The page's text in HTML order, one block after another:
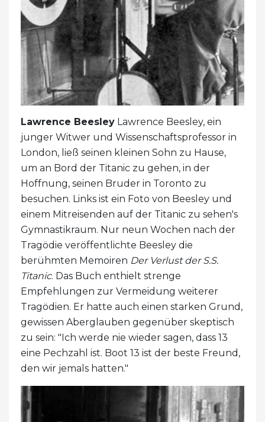
Lawrence Beesley Lawrence Beesley, ein
junger Witwer und Wissenschaftsprofessor in
London, ließ seinen kleinen Sohn zu Hause,
um an Bord der Titanic zu gehen, in der
Hoffnung, seinen Bruder in Toronto zu
besuchen. Links ist ein Foto von Beesley und
einem Mitreisenden auf der Titanic zu sehen's
Gymnastikraum. Nur neun Wochen nach der
Tragödie veröffentlichte Beesley die
berühmten Memoiren Der Verlust der S.S.
Titanic. Das Buch enthielt strenge
Empfehlungen zur Vermeidung weiterer
Tragödien. Er hatte auch einen starken Grund,
gewissen Aberglauben gegenüber skeptisch
zu sein: "Ich werde nie wieder sagen, dass 13
eine Pechzahl ist. Boot 13 ist der beste Freund,
den wir jemals hatten."